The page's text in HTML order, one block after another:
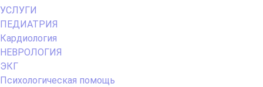
Primary
Menu
УСЛУГИ
ПЕДИАТРИЯ
Кардиология
НЕВРОЛОГИЯ
ЭКГ
Психологическая помощь